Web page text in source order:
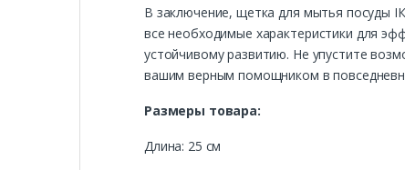
В заключение, щетка для мытья посуды
все необходимые характеристики для
устойчивому развитию. Не упустите
вашим верным помощником в
Размеры товара:
Длина: 25 см